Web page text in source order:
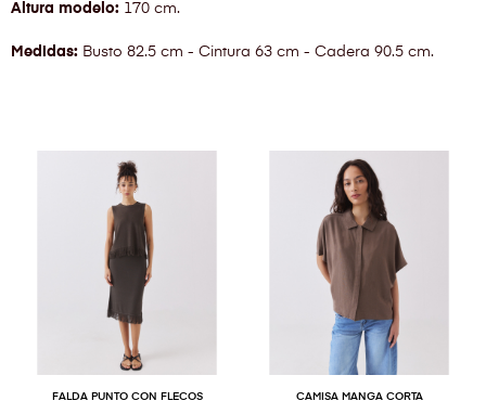
Altura modelo: 170 cm.
Medidas: Busto 82.5 cm - Cintura 63 cm - Cadera 90.5 cm.
FALDA PUNTO CON FLECOS CAMISA MANGA CORTA